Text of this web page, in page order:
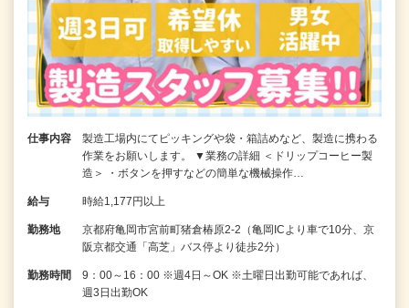
仕事内容
製造工場内にてピッキングや袋・箱詰めなど、製造に携わる
作業をお願いします。 ▼業務の詳細 ＜ドリップコーヒー製
造＞ ・ボタンを押すなどの簡単な機械操作…
給与 時給1,177円以上
勤務地
京都府亀岡市宮前町猪倉椿原2-2（亀岡ICより車で10分、京
阪京都交通「高芝」バス停より徒歩2分）
勤務時間
9：00～16：00 ※週4日～OK ※土曜日出勤可能であれば、
週3日出勤OK